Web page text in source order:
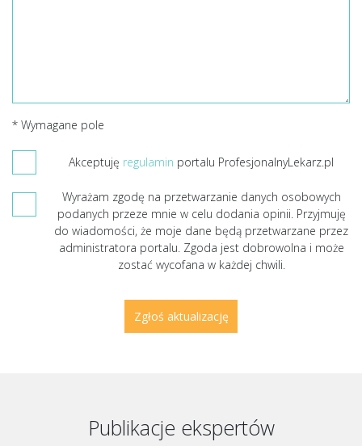
* Wymagane pole
Akceptuję regulamin portalu ProfesjonalnyLekarz.pl
Wyrażam zgodę na przetwarzanie danych osobowych
podanych przeze mnie w celu dodania opinii. Przyjmuję
do wiadomości, że moje dane będą przetwarzane przez
administratora portalu. Zgoda jest dobrowolna i może
zostać wycofana w każdej chwili.
Publikacje ekspertów